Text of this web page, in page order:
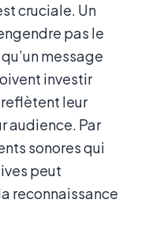
cruciale. Un
pas le
message
investir
leur
audience. Par
sonores qui
peut
reconnaissance